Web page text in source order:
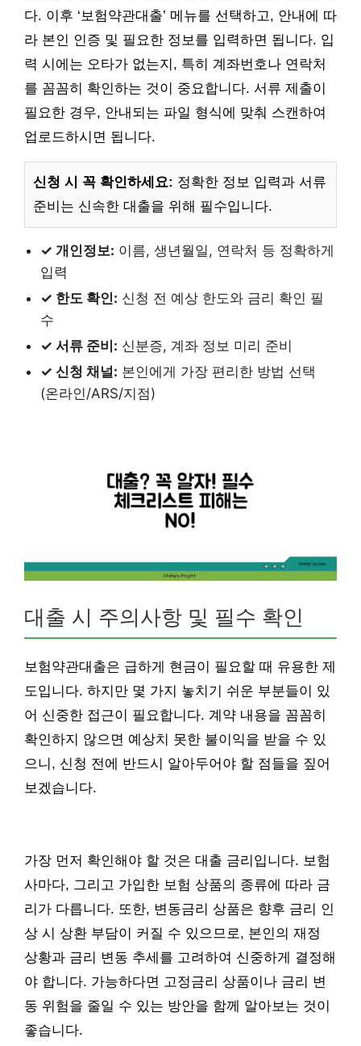
다. 이후 ‘보험약관대출’ 메뉴를 선택하고, 안내에 따
라 본인 인증 및 필요한 정보를 입력하면 됩니다. 입
력 시에는 오타가 없는지, 특히 계좌번호나 연락처
를 꼼꼼히 확인하는 것이 중요합니다. 서류 제출이
필요한 경우, 안내되는 파일 형식에 맞춰 스캔하여
업로드하시면 됩니다.
신청 시 꼭 확인하세요: 정확한 정보 입력과 서류
준비는 신속한 대출을 위해 필수입니다.
✓ 개인정보: 이름, 생년월일, 연락처 등 정확하게
입력
✓ 한도 확인: 신청 전 예상 한도와 금리 확인 필
수
✓ 서류 준비: 신분증, 계좌 정보 미리 준비
✓ 신청 채널: 본인에게 가장 편리한 방법 선택
(온라인/ARS/지점)
대출 시 주의사항 및 필수 확인
보험약관대출은 급하게 현금이 필요할 때 유용한 제
도입니다. 하지만 몇 가지 놓치기 쉬운 부분들이 있
어 신중한 접근이 필요합니다. 계약 내용을 꼼꼼히
확인하지 않으면 예상치 못한 불이익을 받을 수 있
으니, 신청 전에 반드시 알아두어야 할 점들을 짚어
보겠습니다.
가장 먼저 확인해야 할 것은 대출 금리입니다. 보험
사마다, 그리고 가입한 보험 상품의 종류에 따라 금
리가 다릅니다. 또한, 변동금리 상품은 향후 금리 인
상 시 상환 부담이 커질 수 있으므로, 본인의 재정
상황과 금리 변동 추세를 고려하여 신중하게 결정해
야 합니다. 가능하다면 고정금리 상품이나 금리 변
동 위험을 줄일 수 있는 방안을 함께 알아보는 것이
좋습니다.